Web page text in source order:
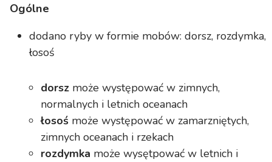
Ogólne
dodano ryby w formie mobów: dorsz, rozdymka,
łosoś
dorsz może występować w zimnych,
normalnych i letnich oceanach
łosoś może występować w zamarzniętych,
zimnych oceanach i rzekach
rozdymka może wysętpować w letnich i